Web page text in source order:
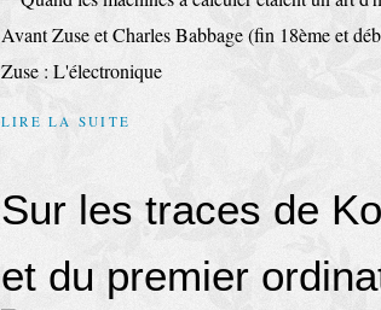
Avant Zuse et Charles Babbage (fin 18ème et
Zuse : L'électronique
LIRE LA SUITE
Sur les traces de
et du premier